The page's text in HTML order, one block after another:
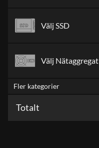
Välj SSD
Välj Nätaggregat
Fler kategorier
Totalt